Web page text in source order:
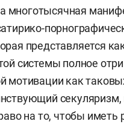
представляется
системы полное
мотивации как
на то, чтобы